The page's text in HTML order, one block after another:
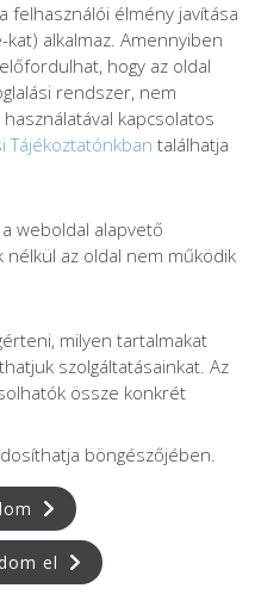
megjelenéséhez
felhasználói élmény javítása
alkalmaz. Amennyiben
hogy az oldal
rendszer, nem
kapcsolatos
Tájékoztatónkban találhatja
weboldal alapvető
az oldal nem működik
milyen tartalmakat
szolgáltatásainkat. Az
össze konkrét
böngészőjében.
el